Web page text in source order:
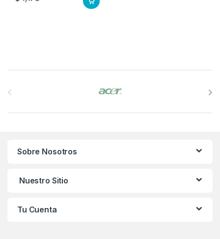
Sobre Nosotros
Nuestro Sitio
Tu Cuenta